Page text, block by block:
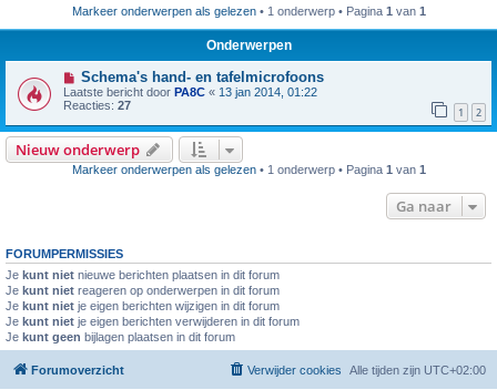
Markeer onderwerpen als gelezen• 1 onderwerp • Pagina 1 van 1
Onderwerpen
Schema's hand- en tafelmicrofoons
Laatste bericht door PA8C « 13 jan 2014, 01:22
Reacties: 27 1 2
Nieuw onderwerp
Markeer onderwerpen als gelezen• 1 onderwerp • Pagina 1 van 1
Ga naar
FORUMPERMISSIES
Je kunt niet nieuwe berichten plaatsen in dit forum
Je kunt niet reageren op onderwerpen in dit forum
Je kunt niet je eigen berichten wijzigen in dit forum
Je kunt niet je eigen berichten verwijderen in dit forum
Je kunt geen bijlagen plaatsen in dit forum
Forumoverzicht Alle tijden zijn UTC+02:00
Verwijder cookies